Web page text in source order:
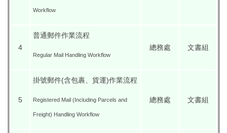
Workflow
4
普通郵件作業流程
Regular Mail Handling Workflow
總務處 文書組
5
掛號郵件(含包裹、貨運)作業流程
Registered Mail (Including Parcels and
Freight) Handling Workflow
總務處 文書組